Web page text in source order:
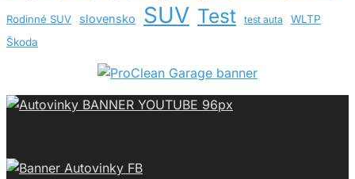
Rodinné SUV slovensko SUV Test test auta
WLTP
Škoda